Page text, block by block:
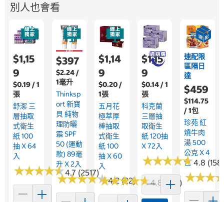
別人也會看
$1,15
9
$0.19 / 1
張
舒潔 三
層抽取
式衛生
紙 100
抽 X 64
入
★★★★★
★★★★★4.7 (2517)
$397
$2.24 /
1毫升
Thinksp
Ort 新寶
貝 純物
理防曬
霜 SPF
50 (運動
款) 89毫
升 X 2入
★★★★★
★★★★★4.2 (22)
$1,14
9
$0.20 /
1張
五月花
極萃厚
棒抽取
式衛生
紙 100
抽 X 60
入
★★★★★
★★★★★4.8 (961)
$1,15
9
$0.14 / 1
張
科克蘭
三層抽
取衛生
紙 120抽
X 72入
★★★★★
★★★★★4.8
速配限
區隔日
達
$459
$114.75
/ 1包
珍苑 紅
燒牛肉
湯 500
公克 X 4
包
★★★
★★★